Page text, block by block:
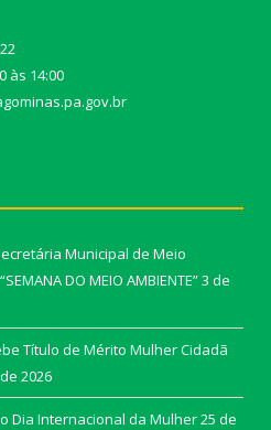
às 14:00
Municipal de Meio
DO MEIO AMBIENTE”3 de
Título de Mérito Mulher Cidadã
2026
Dia Internacional da Mulher25 de